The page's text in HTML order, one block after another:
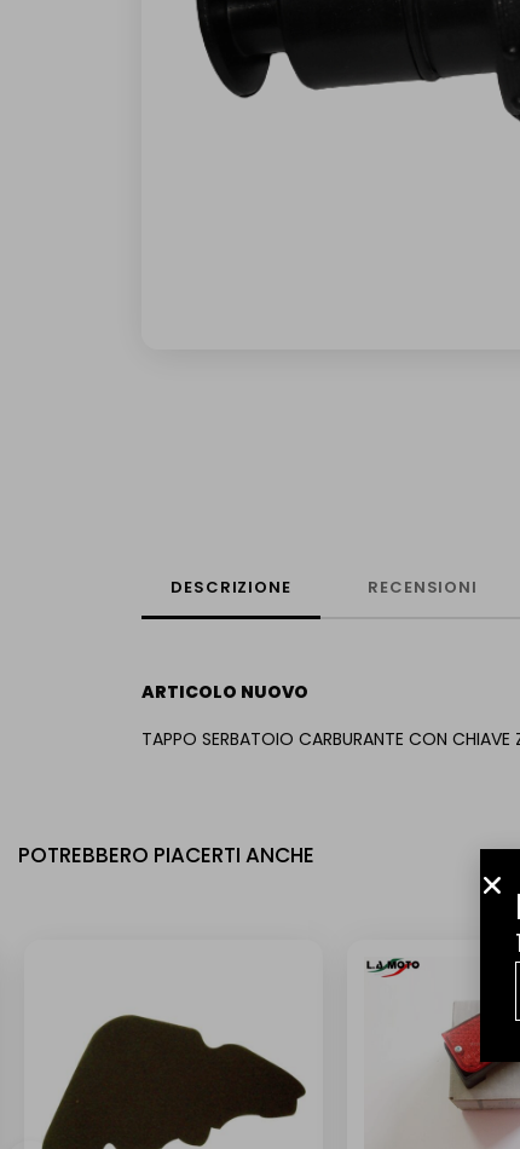
DESCRIZIONE RECENSIONI
ARTICOLO NUOVO
TAPPO SERBATOIO CARBURANTE CON
POTREBBERO PIACERTI ANCHE